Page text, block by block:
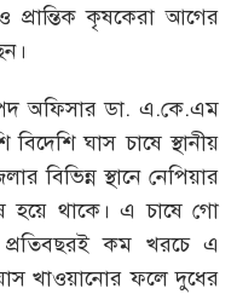
প্রান্তিক কৃষকেরা আগের
অফিসার ডা. এ.কে.এম
ঘাস চাষে স্থানীয়
বিভিন্ন স্থানে নেপিয়ার
হয়ে থাকে। এ চাষে গো
প্রতিবছরই কম খরচে এ
খাওয়ানোর ফলে দুধের